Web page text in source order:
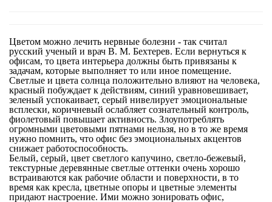
Цветом можно лечить нервные болезни - так считал
русский ученый и врач В. М. Бехтерев. Если вернуться к
офисам, то цвета интерьера должны быть привязаны к
задачам, которые выполняет то или иное помещение.
Светлые и цвета солнца положительно влияют на человека,
красный побуждает к действиям, синий уравновешивает,
зеленый успокаивает, серый нивелирует эмоциональные
всплески, коричневый ослабляет сознательный контроль,
фиолетовый повышает активность. Злоупотреблять
огромными цветовыми пятнами нельзя, но в то же время
нужно помнить, что офис без эмоциональных акцентов
снижает работоспособность.
Белый, серый, цвет светлого капучино, светло-бежевый,
текстурные деревянные светлые оттенки очень хорошо
встраиваются как рабочие области и поверхности, в то
время как кресла, цветные опоры и цветные элементы
придают настроение. Ими можно зонировать офис,